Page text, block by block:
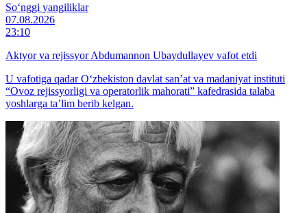
So‘nggi yangiliklar
07.08.2026
23:10
Aktyor va rejissyor Abdumannon Ubaydullayev vafot etdi
U vafotiga qadar O‘zbekiston davlat san’at va madaniyat instituti
“Ovoz rejissyorligi va operatorlik mahorati” kafedrasida talaba
yoshlarga ta’lim berib kelgan.